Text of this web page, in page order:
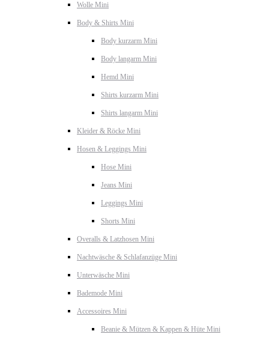
Wolle Mini
Body & Shirts Mini
Body kurzarm Mini
Body langarm Mini
Hemd Mini
Shirts kurzarm Mini
Shirts langarm Mini
Kleider & Röcke Mini
Hosen & Leggings Mini
Hose Mini
Jeans Mini
Leggings Mini
Shorts Mini
Overalls & Latzhosen Mini
Nachtwäsche & Schlafanzüge Mini
Unterwäsche Mini
Bademode Mini
Accessoires Mini
Beanie & Mützen & Kappen & Hüte Mini